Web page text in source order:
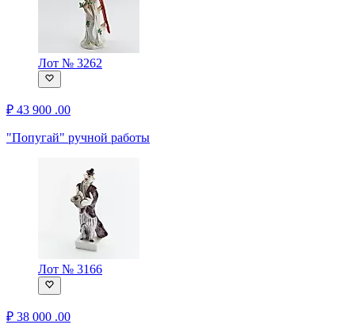
Лот № 3262
₽ 43 900 .00
"Попугай" ручной работы
Лот № 3166
₽ 38 000 .00